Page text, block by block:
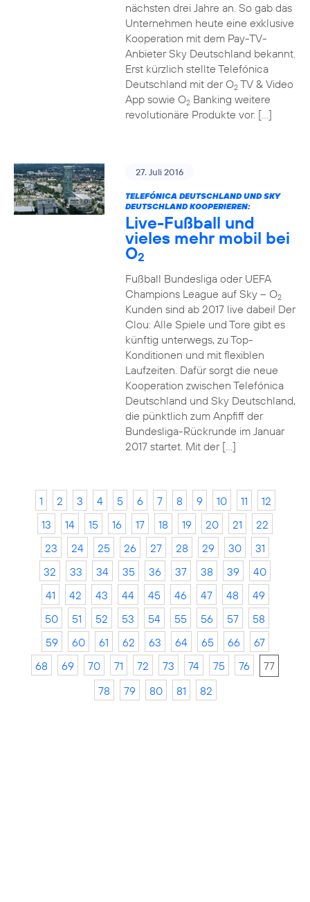
nächsten drei Jahre an. So gab das
Unternehmen heute eine exklusive
Kooperation mit dem Pay-TV-
Anbieter Sky Deutschland bekannt.
Erst kürzlich stellte Telefónica
Deutschland mit der O2TV & Video
App sowie O2Banking weitere
revolutionäre Produkte vor. […]
27. Juli 2016
TELEFÓNICA DEUTSCHLAND UND SKY
DEUTSCHLAND KOOPERIEREN:
Live-Fußball und
vieles mehr mobil bei
O2
Fußball Bundesliga oder UEFA
Champions League auf Sky – O2
Kunden sind ab 2017 live dabei! Der
Clou: Alle Spiele und Tore gibt es
künftig unterwegs, zu Top-
Konditionen und mit flexiblen
Laufzeiten. Dafür sorgt die neue
Kooperation zwischen Telefónica
Deutschland und Sky Deutschland,
die pünktlich zum Anpfiff der
Bundesliga-Rückrunde im Januar
2017 startet. Mit der […]
1 2 3 4 5 6 7 8 9 10 11
12
13
14 15 16 17 18 19 20 21
22
23
24 25 26 27 28 29 30
31
32
33 34 35 36 37 38 39
40
41
42 43 44 45 46 47 48
49
50
51 52 53 54 55 56 57
58
59
60 61 62 63 64 65 66
67
68
69 70 71 72 73 74 75 76
77
78
79 80 81 82